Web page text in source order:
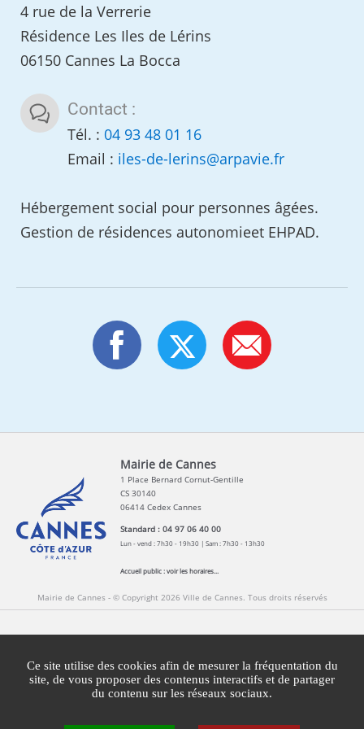
4 rue de la Verrerie
Résidence Les Iles de Lérins
06150 Cannes La Bocca
Contact :
Tél. : 04 93 48 01 16
Email : iles-de-lerins@arpavie.fr
Hébergement social pour personnes âgées.
Gestion de résidences autonomieet EHPAD.
Mairie de Cannes
1 Place Bernard Cornut-Gentille
CS 30140
06414 Cedex Cannes
Standard : 04 97 06 40 00
Lun - vend : 7h30 - 19h30 | Sam : 7h30 - 13h30
Accueil public :voir les horaires...
Mairie de Cannes - © Copyright 2026 Ville de Cannes. Tous droits réservés
Mentions légales Agglomération Cannes Lérins
Plan du site Gestion des cookies
Ce site utilise des cookies afin de mesurer la fréquentation du
site, de vous proposer des contenus interactifs et de partager
du contenu sur les réseaux sociaux.